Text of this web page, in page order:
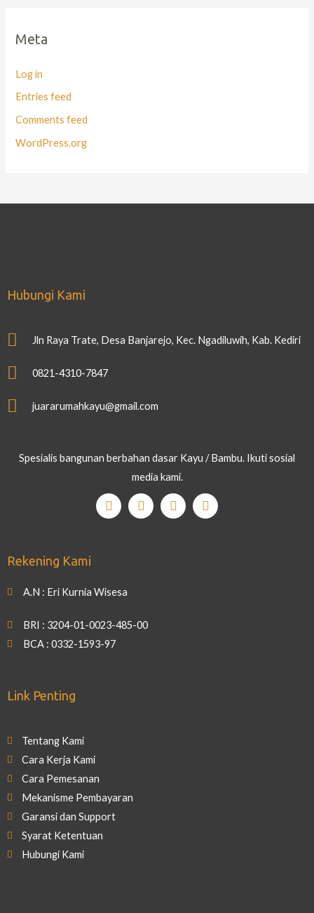
Meta
Log in
Entries feed
Comments feed
WordPress.org
Hubungi Kami
Jln Raya Trate, Desa Banjarejo, Kec. Ngadiluwih, Kab. Kediri
0821-4310-7847
juararumahkayu@gmail.com
Spesialis bangunan berbahan dasar Kayu / Bambu. Ikuti sosial
media kami.
Rekening Kami
A.N : Eri Kurnia Wisesa
BRI : 3204-01-0023-485-00
BCA : 0332-1593-97
Link Penting
Tentang Kami
Cara Kerja Kami
Cara Pemesanan
Mekanisme Pembayaran
Garansi dan Support
Syarat Ketentuan
Hubungi Kami